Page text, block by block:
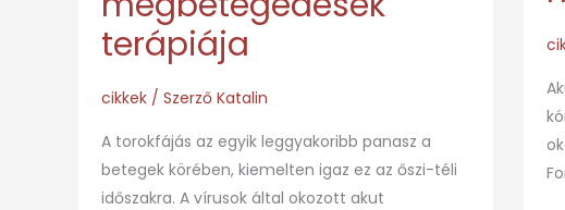
terápiája
cikkek / Szerző Katalin
A torokfájás az egyik leggyakoribb panasz a
betegek körében, kiemelten igaz ez az őszi-téli
időszakra. A vírusok által okozott akut